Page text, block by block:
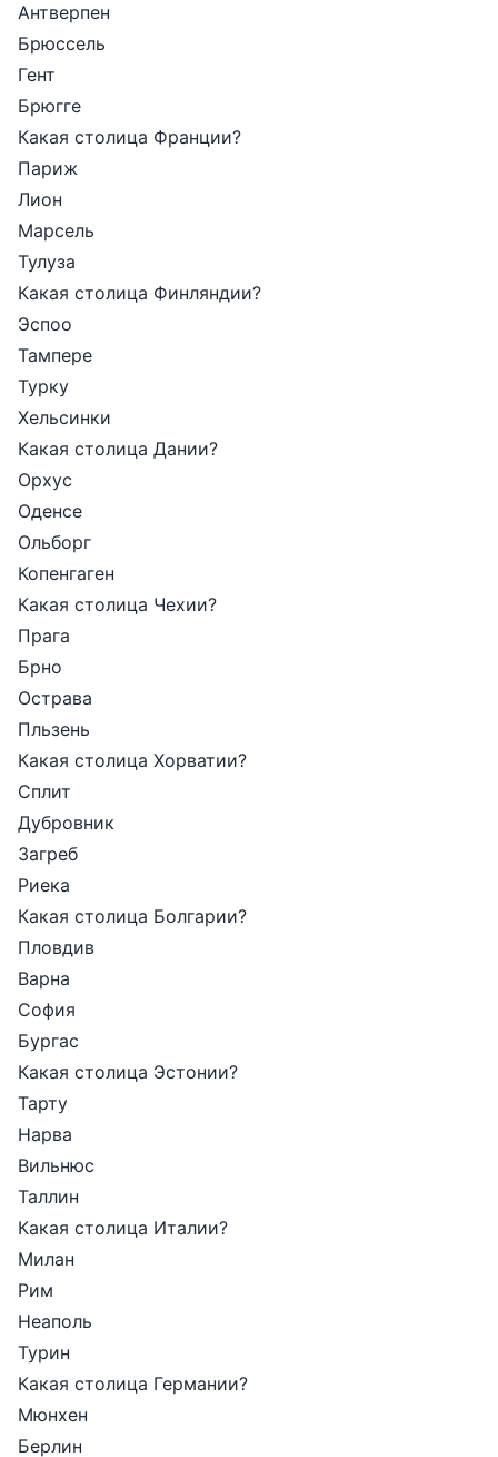
Антверпен
Брюссель
Гент
Брюгге
Какая столица Франции?
Париж
Лион
Марсель
Тулуза
Какая столица Финляндии?
Эспоо
Тампере
Турку
Хельсинки
Какая столица Дании?
Орхус
Оденсе
Ольборг
Копенгаген
Какая столица Чехии?
Прага
Брно
Острава
Пльзень
Какая столица Хорватии?
Сплит
Дубровник
Загреб
Риека
Какая столица Болгарии?
Пловдив
Варна
София
Бургас
Какая столица Эстонии?
Тарту
Нарва
Вильнюс
Таллин
Какая столица Италии?
Милан
Рим
Неаполь
Турин
Какая столица Германии?
Мюнхен
Берлин